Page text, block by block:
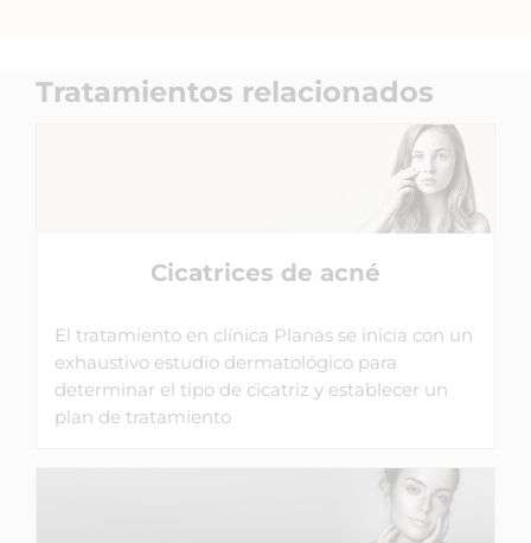
Tratamientos relacionados
Cicatrices de acné
El tratamiento en clínica Planas se inicia con un
exhaustivo estudio dermatológico para
determinar el tipo de cicatriz y establecer un
plan de tratamiento